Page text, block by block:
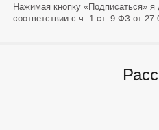
Нажимая кнопку «Подписаться»
соответствии с ч. 1 ст. 9 ФЗ от